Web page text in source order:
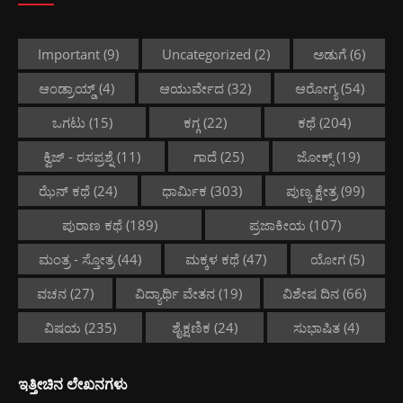
Important (9) Uncategorized (2) ಅಡುಗೆ (6)
ಆಂಡ್ರಾಯ್ಡ್(4) ಆಯುರ್ವೇದ(32) ಆರೋಗ್ಯ(54)
ಒಗಟು(15) ಕಗ್ಗ(22) ಕಥೆ (204)
ಕ್ವಿಜ್ - ರಸಪ್ರಶ್ನೆ(11) ಗಾದೆ(25) ಜೋಕ್ಸ್(19)
ಝೆನ್ ಕಥೆ(24) ಧಾರ್ಮಿಕ (303) ಪುಣ್ಯ ಕ್ಷೇತ್ರ(99)
ಪುರಾಣ ಕಥೆ (189) ಪ್ರಜಾಕೀಯ (107)
ಮಂತ್ರ - ಸ್ತೋತ್ರ(44) ಮಕ್ಕಳ ಕಥೆ(47) ಯೋಗ (5)
ವಚನ(27) ವಿದ್ಯಾರ್ಥಿ ವೇತನ(19) ವಿಶೇಷ ದಿನ (66)
ವಿಷಯ (235) ಶೈಕ್ಷಣಿಕ (24) ಸುಭಾಷಿತ (4)
ಇತ್ತೀಚಿನ ಲೇಖನಗಳು